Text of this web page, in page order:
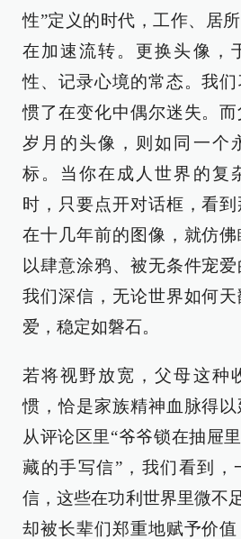
性”定义的时代，工作、居
在加速流转。更换头像，
性、记录心境的常态。我
惯了在变化中偶尔迷失。
岁月的头像，则如同一个
标。当你在成人世界的复
时，只要点开对话框，看
在十几年前的图像，就仿
以肆意涂鸦、被无条件宠
我们深信，无论世界如何
爱，稳定如磐石。
若将视野放宽，父母这种
惯，恰是家族精神血脉得以
从评论区里“爷爷锁在抽屉
藏的手写信”，我们看到，
信，这些在功利世界里微不
却被长辈们郑重地赋予价